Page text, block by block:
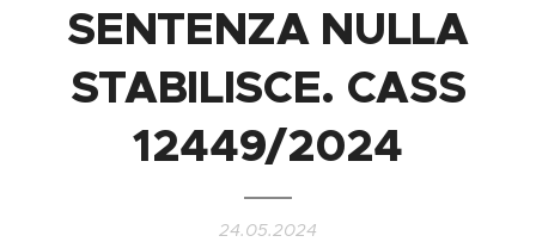
SENTENZA NULLA
STABILISCE. CASS
12449/2024
24.05.2024